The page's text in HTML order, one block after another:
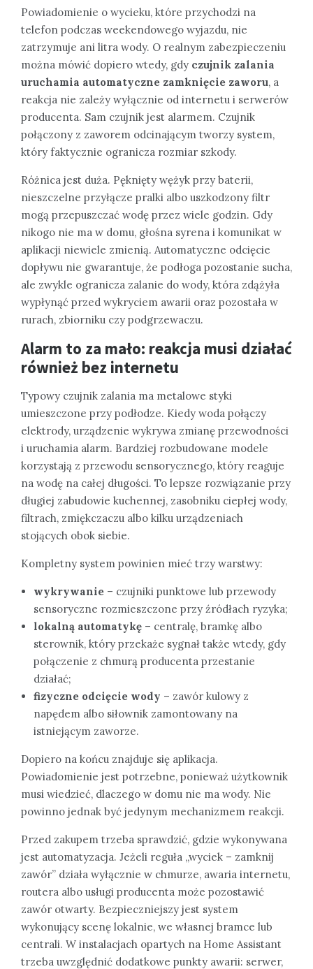
Powiadomienie o wycieku, które przychodzi na
telefon podczas weekendowego wyjazdu, nie
zatrzymuje ani litra wody. O realnym zabezpieczeniu
można mówić dopiero wtedy, gdy czujnik zalania
uruchamia automatyczne zamknięcie zaworu, a
reakcja nie zależy wyłącznie od internetu i serwerów
producenta. Sam czujnik jest alarmem. Czujnik
połączony z zaworem odcinającym tworzy system,
który faktycznie ogranicza rozmiar szkody.
Różnica jest duża. Pęknięty wężyk przy baterii,
nieszczelne przyłącze pralki albo uszkodzony filtr
mogą przepuszczać wodę przez wiele godzin. Gdy
nikogo nie ma w domu, głośna syrena i komunikat w
aplikacji niewiele zmienią. Automatyczne odcięcie
dopływu nie gwarantuje, że podłoga pozostanie sucha,
ale zwykle ogranicza zalanie do wody, która zdążyła
wypłynąć przed wykryciem awarii oraz pozostała w
rurach, zbiorniku czy podgrzewaczu.
Alarm to za mało: reakcja musi działać
również bez internetu
Typowy czujnik zalania ma metalowe styki
umieszczone przy podłodze. Kiedy woda połączy
elektrody, urządzenie wykrywa zmianę przewodności
i uruchamia alarm. Bardziej rozbudowane modele
korzystają z przewodu sensorycznego, który reaguje
na wodę na całej długości. To lepsze rozwiązanie przy
długiej zabudowie kuchennej, zasobniku ciepłej wody,
filtrach, zmiękczaczu albo kilku urządzeniach
stojących obok siebie.
Kompletny system powinien mieć trzy warstwy:
wykrywanie – czujniki punktowe lub przewody
sensoryczne rozmieszczone przy źródłach ryzyka;
lokalną automatykę – centralę, bramkę albo
sterownik, który przekaże sygnał także wtedy, gdy
połączenie z chmurą producenta przestanie
działać;
fizyczne odcięcie wody – zawór kulowy z
napędem albo siłownik zamontowany na
istniejącym zaworze.
Dopiero na końcu znajduje się aplikacja.
Powiadomienie jest potrzebne, ponieważ użytkownik
musi wiedzieć, dlaczego w domu nie ma wody. Nie
powinno jednak być jedynym mechanizmem reakcji.
Przed zakupem trzeba sprawdzić, gdzie wykonywana
jest automatyzacja. Jeżeli reguła „wyciek – zamknij
zawór” działa wyłącznie w chmurze, awaria internetu,
routera albo usługi producenta może pozostawić
zawór otwarty. Bezpieczniejszy jest system
wykonujący scenę lokalnie, we własnej bramce lub
centrali. W instalacjach opartych na Home Assistant
trzeba uwzględnić dodatkowe punkty awarii: serwer,